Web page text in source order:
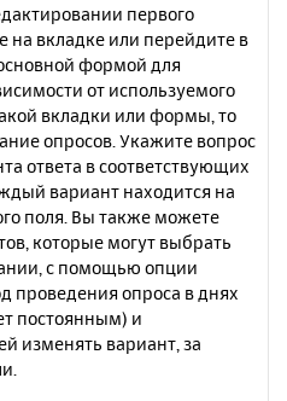
первого
вкладке или перейдите в
формой для
от используемого
вкладки или формы, то
опросов. Укажите вопрос
ответа в соответствующих
вариант находится на
поля. Вы также можете
которые могут выбрать
с помощью опции
проведения опроса в днях
постоянным) и
изменять вариант, за